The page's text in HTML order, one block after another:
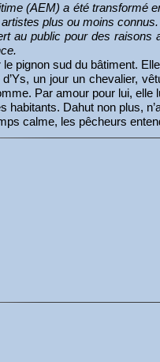
(AEM) a été
plus ou moins
au public pour des raisons
pignon sud du bâtiment.
un jour un chevalier,
Par amour pour lui,
habitants. Dahut non plus,
calme, les pêcheurs